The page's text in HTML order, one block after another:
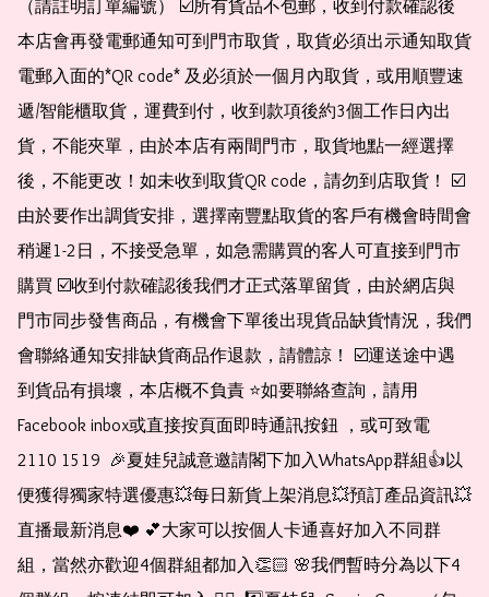
（請註明訂單編號） ☑️所有貨品不包郵，收到付款確認後
本店會再發電郵通知可到門市取貨，取貨必須出示通知取貨
電郵入面的*QR code* 及必須於一個月內取貨，或用順豐速
遞/智能櫃取貨，運費到付，收到款項後約3個工作日內出
貨，不能夾單，由於本店有兩間門市，取貨地點一經選擇
後，不能更改！如未收到取貨QR code，請勿到店取貨！ ☑️
由於要作出調貨安排，選擇南豐點取貨的客戶有機會時間會
稍遲1-2日，不接受急單，如急需購買的客人可直接到門市
購買 ☑️收到付款確認後我們才正式落單留貨，由於網店與
門市同步發售商品，有機會下單後出現貨品缺貨情況，我們
會聯絡通知安排缺貨商品作退款，請體諒！ ☑️運送途中遇
到貨品有損壞，本店概不負責 ⭐️如要聯絡查詢，請用
Facebook inbox或直接按頁面即時通訊按鈕 ，或可致電
2110 1519  🎉夏娃兒誠意邀請閣下加入WhatsApp群組👍以
便獲得獨家特選優惠💥每日新貨上架消息💥預訂產品資訊💥
直播最新消息❤️ 💕大家可以按個人卡通喜好加入不同群
組，當然亦歡迎4個群組都加入👏🏻 🌸我們暫時分為以下4